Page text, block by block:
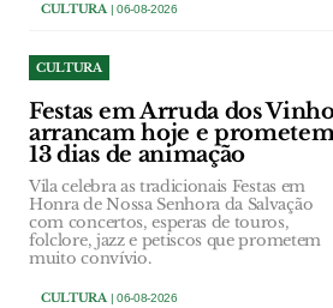
CULTURA| 06-08-2026
CULTURA
Festas em Arruda dos
arrancam hoje e
13 dias de animação
Vila celebra as tradicionais Festas em
Honra de Nossa Senhora da Salvação
com concertos, esperas de touros,
folclore, jazz e petiscos que prometem
muito convívio.
CULTURA| 06-08-2026